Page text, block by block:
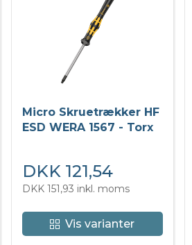
Micro Skruetrækker HF
ESD WERA 1567 - Torx
DKK 121,54
DKK 151,93 inkl. moms
Vis varianter